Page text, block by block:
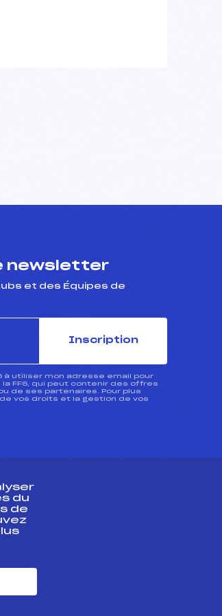
newsletter
et des Équipes de
Inscription
à utiliser mon adresse email pour
FFS, qui peut contenir des offres
de ses partenaires. Pour plus
vos droits et la gestion de vos
du
de